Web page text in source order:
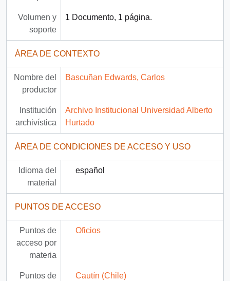
Volumen y
soporte
1 Documento, 1 página.
ÁREA DE CONTEXTO
Nombre del
productor
Bascuñan Edwards, Carlos
Institución
archivística
Archivo Institucional Universidad Alberto
Hurtado
ÁREA DE CONDICIONES DE ACCESO Y USO
Idioma del
material
español
PUNTOS DE ACCESO
Puntos de
acceso por
materia
Oficios
Puntos de
Cautín (Chile)